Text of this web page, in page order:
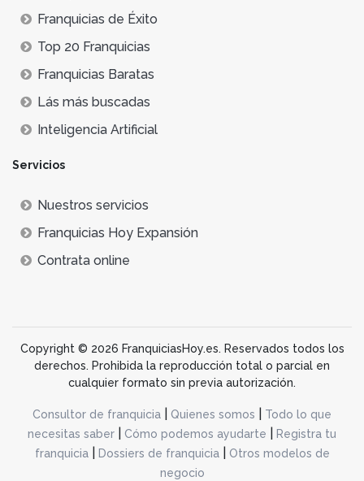
Franquicias de Éxito
Top 20 Franquicias
Franquicias Baratas
Lás más buscadas
Inteligencia Artificial
Servicios
Nuestros servicios
Franquicias Hoy Expansión
Contrata online
Copyright © 2026 FranquiciasHoy.es. Reservados todos los
derechos. Prohibida la reproducción total o parcial en
cualquier formato sin previa autorización.
Consultor de franquicia Quienes somos
Todo lo que
necesitas saber
Cómo podemos ayudarte
Registra tu
franquicia| Dossiers de franquicia|
Otros modelos de
negocio